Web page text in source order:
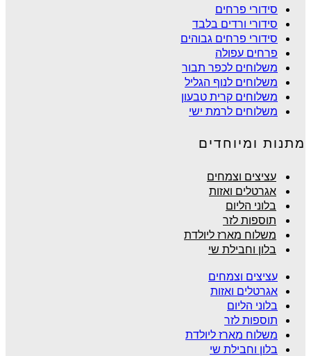
סידורי פרחים
סידורי ורדים בלבד
סידורי פרחים גבוהים
פרחים עפולה
משלוחים לכפר תבור
משלוחים לנוף הגליל
משלוחים קרית טבעון
משלוחים לרמת ישי
מתנות ומיוחדים
עציצים וצמחים
אגרטלים ואזות
בלוני הליום
תוספות לזר
משלוח מארז ליולדת
בלון וחבילת שי
עציצים וצמחים
אגרטלים ואזות
בלוני הליום
תוספות לזר
משלוח מארז ליולדת
בלון וחבילת שי